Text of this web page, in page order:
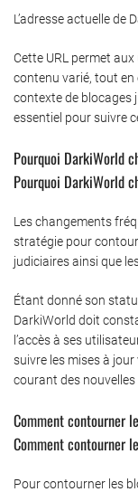
L’adresse actuelle de
Cette URL permet
contenu varié, tout en
contexte de blocages
essentiel pour suivre
Pourquoi DarkiWorld
Pourquoi DarkiWorld
Les changements
stratégie pour
judiciaires ainsi que
Étant donné son
DarkiWorld doit
l’accès à ses
suivre les mises à
courant des nouvelles
Comment contourner
Comment contourner
Pour contourner les